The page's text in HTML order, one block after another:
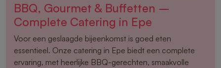
BBQ, Gourmet & Buffetten –
Complete Catering in Epe
Voor een geslaagde bijeenkomst is goed eten
essentieel. Onze catering in Epe biedt een complete
ervaring, met heerlijke BBQ-gerechten, smaakvolle